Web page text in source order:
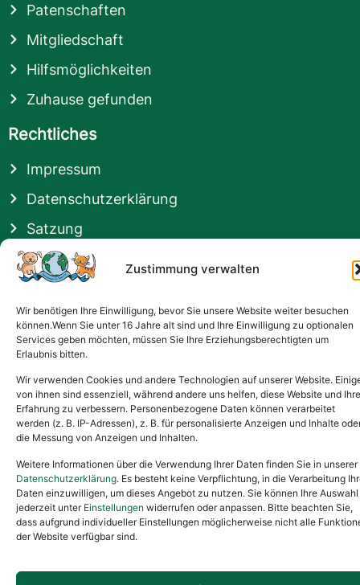
Zustimmung verwalten
Wir benötigen Ihre Einwilligung, bevor Sie unsere Website weiter besuchen
können.Wenn Sie unter 16 Jahre alt sind und Ihre Einwilligung zu optionalen
Services geben möchten, müssen Sie Ihre Erziehungsberechtigten um
Erlaubnis bitten.
Wir verwenden Cookies und andere Technologien auf unserer Website.
von ihnen sind essenziell, während andere uns helfen, diese Website und Ihre
Erfahrung zu verbessern. Personenbezogene Daten können verarbeitet
werden (z. B. IP-Adressen), z. B. für personalisierte Anzeigen und Inhalte
die Messung von Anzeigen und Inhalten.
Weitere Informationen über die Verwendung Ihrer Daten finden Sie in unserer
Datenschutzerklärung. Es besteht keine Verpflichtung, in die Verarbeitung
Daten einzuwilligen, um dieses Angebot zu nutzen. Sie können Ihre Auswahl
jederzeit unter Einstellungen widerrufen oder anpassen. Bitte beachten Sie,
dass aufgrund individueller Einstellungen möglicherweise nicht alle
der Website verfügbar sind.
Patenschaften
Mitgliedschaft
Hilfsmöglichkeiten
Zuhause gefunden
Rechtliches
Impressum
Datenschutzerklärung
Satzung
Vermittlung & Gebühren